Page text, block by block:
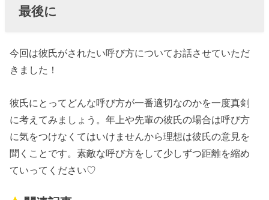
最後に
今回は彼氏がされたい呼び方についてお話させていただ
きました！
彼氏にとってどんな呼び方が一番適切なのかを一度真剣
に考えてみましょう。年上や先輩の彼氏の場合は呼び方
に気をつけなくてはいけませんから理想は彼氏の意見を
聞くことです。素敵な呼び方をして少しずつ距離を縮め
ていってください♡